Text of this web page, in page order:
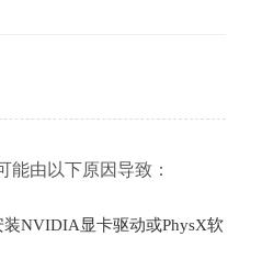
能由以下原因导致：
装NVIDIA显卡驱动或PhysX软